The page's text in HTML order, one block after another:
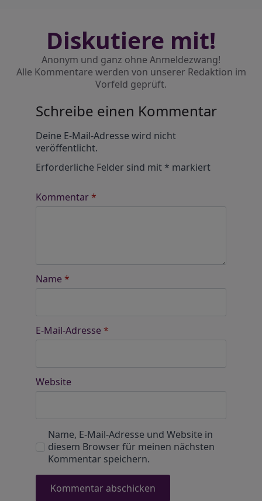
Diskutiere mit!
Anonym und ganz ohne Anmeldezwang!
Alle Kommentare werden von unserer Redaktion im
Vorfeld geprüft.
Schreibe einen Kommentar
Deine E-Mail-Adresse wird nicht
veröffentlicht.
Erforderliche Felder sind mit* markiert
Kommentar*
Name *
E-Mail-Adresse *
Website
Name, E-Mail-Adresse und Website in
diesem Browser für meinen nächsten
Kommentar speichern.